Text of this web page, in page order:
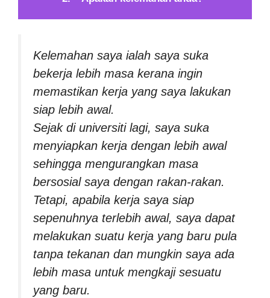
Kelemahan saya ialah saya suka
bekerja lebih masa kerana ingin
memastikan kerja yang saya lakukan
siap lebih awal.
Sejak di universiti lagi, saya suka
menyiapkan kerja dengan lebih awal
sehingga mengurangkan masa
bersosial saya dengan rakan-rakan.
Tetapi, apabila kerja saya siap
sepenuhnya terlebih awal, saya dapat
melakukan suatu kerja yang baru pula
tanpa tekanan dan mungkin saya ada
lebih masa untuk mengkaji sesuatu
yang baru.